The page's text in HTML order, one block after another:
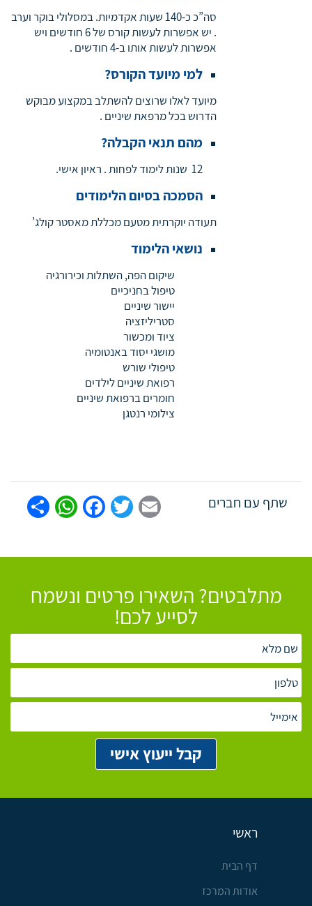
סה”כ כ-140 שעות אקדמיות. במסלולי בוקר וערב
. יש אפשרות לעשות קורס של 6 חודשים ויש
אפשרות לעשות אותו ב-4 חודשים .
למי מיועד הקורס?
מיועד לאלו שרוצים להשתלב במקצוע מבוקש
הדרוש בכל מרפאת שיניים .
מהם תנאי הקבלה?
12 שנות לימוד לפחות . ראיון אישי.
הסמכה בסיום הלימודים
תעודה יוקרתית מטעם מכללת מאסטר קולג’
נושאי הלימוד
שיקום הפה, השתלות וכירורגיה
טיפול בחניכיים
יישור שיניים
סטריליזציה
ציוד ומכשור
מושגי יסוד באנטומיה
טיפולי שורש
רפואת שיניים לילדים
חומרים ברפואת שיניים
צילומי רנטגן
שתף עם חברים Email
Twitter
מתלבטים? השאירו פרטים ונשמח
לסייע לכם!
ראשי
דף הבית
אודות המרכז